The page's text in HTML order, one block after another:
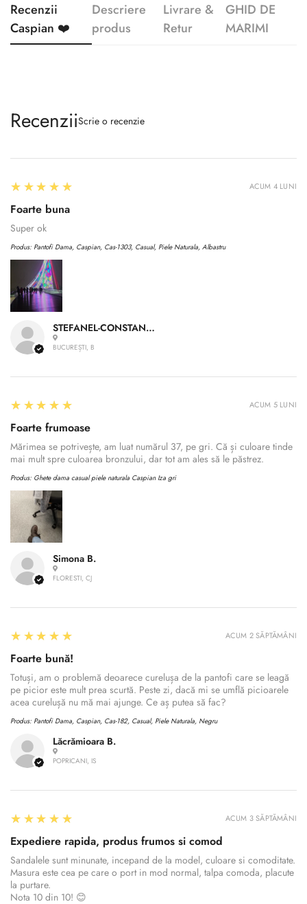
Recenzii
Caspian ❤️
Descriere
produs
Livrare &
Retur
GHID DE
MARIMI
RecenziiScrie o recenzie
STEFANEL-CONSTANTIN A.
BUCUREȘTI, B
5
★★★★★
Foarte buna
Super ok
Produs: Pantofi Dama, Caspian, Cas-1303, Casual, Piele Naturala, Albastru
ACUM 4 LUNI
Simona B.
FLORESTI, CJ
5
★★★★★
Foarte frumoase
Mărimea se potrivește, am luat numărul 37, pe gri. Că și culoare tinde
mai mult spre culoarea bronzului, dar tot am ales să le păstrez.
Produs: Ghete dama casual piele naturala Caspian Iza gri
ACUM 5 LUNI
Lăcrămioara B.
POPRICANI, IS
5
★★★★★
Foarte bună!
Totuși, am o problemă deoarece curelușa de la pantofi care se leagă
pe picior este mult prea scurtă. Peste zi, dacă mi se umflă picioarele
acea curelușă nu mă mai ajunge. Ce aș putea să fac?
Produs: Pantofi Dama, Caspian, Cas-182, Casual, Piele Naturala, Negru
ACUM 2 SĂPTĂMÂNI
5
★★★★★
Expediere rapida, produs frumos si comod
Sandalele sunt minunate, incepand de la model, culoare si comoditate.
Masura este cea pe care o port in mod normal, talpa comoda, placute
la purtare.
Nota 10 din 10! 😊
ACUM 3 SĂPTĂMÂNI